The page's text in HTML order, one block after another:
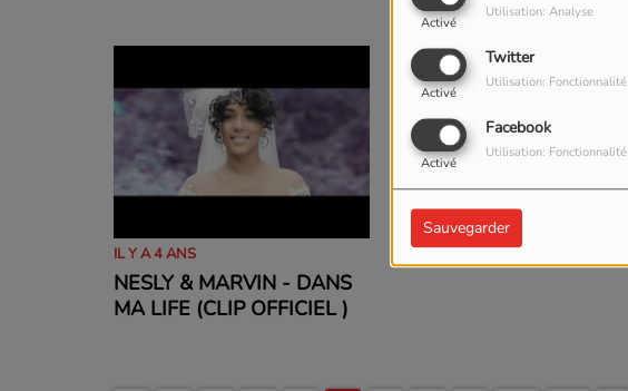
Activé
Utilisation: Analyse
Twitter
Activé
Utilisation: Fonctionnalité
Facebook
Activé
Utilisation: Fonctionnalité
Sauvegarder
IL Y A 4 ANS
NESLY & MARVIN - DANS
MA LIFE (CLIP OFFICIEL )